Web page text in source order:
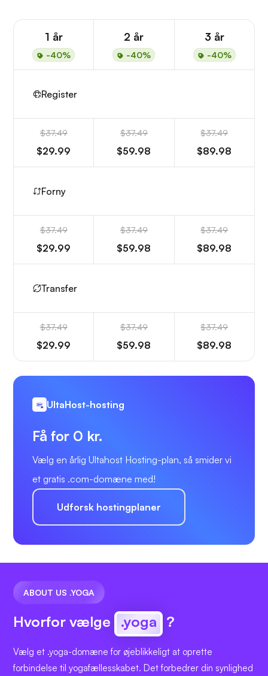
1 år
-40%
2 år
-40%
3 år
-40%
Register
$37.49
$29.99
$37.49
$59.98
$37.49
$89.98
Forny
$37.49
$29.99
$37.49
$59.98
$37.49
$89.98
Transfer
$37.49
$29.99
$37.49
$59.98
$37.49
$89.98
UltaHost-hosting
Få for 0 kr.
Vælg en årlig Ultahost Hosting-plan, så smider vi
et gratis .com-domæne med!
Udforsk hostingplaner
ABOUT US .YOGA
Hvorfor vælge .yoga ?
Vælg et .yoga-domæne for øjeblikkeligt at oprette
forbindelse til yogafællesskabet. Det forbedrer din synlighed